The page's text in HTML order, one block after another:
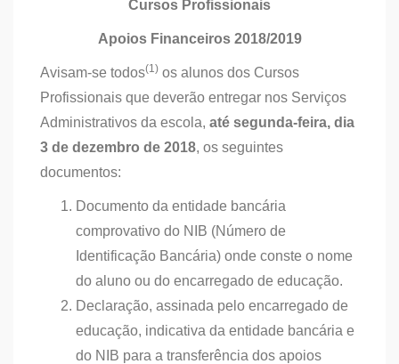
Cursos Profissionais
Apoios Financeiros 2018/2019
Avisam-se todos(1) os alunos dos Cursos
Profissionais que deverão entregar nos Serviços
Administrativos da escola, até segunda-feira, dia
3 de dezembro de 2018, os seguintes
documentos:
Documento da entidade bancária
comprovativo do NIB (Número de
Identificação Bancária) onde conste o nome
do aluno ou do encarregado de educação.
Declaração, assinada pelo encarregado de
educação, indicativa da entidade bancária e
do NIB para a transferência dos apoios